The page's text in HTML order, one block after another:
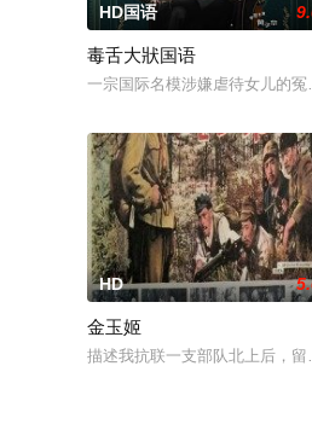
HD国语
毒舌大狀国语
一宗国际名模涉嫌虐待女儿的
HD
金玉姬
描述我抗联一支部队北上后，